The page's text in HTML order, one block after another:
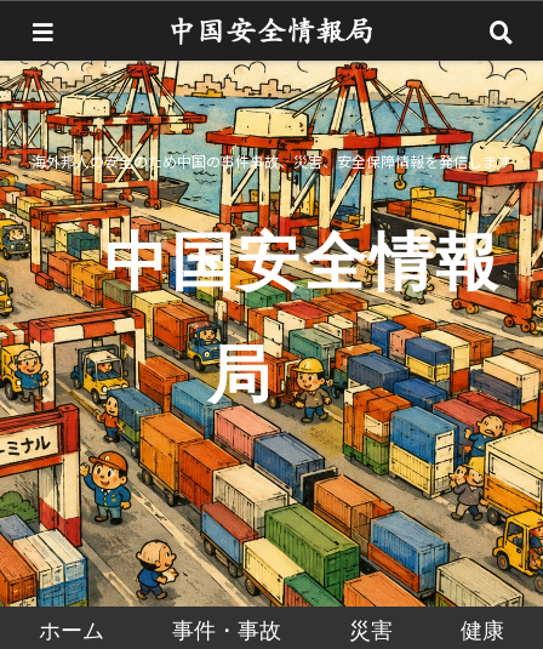
海外邦人の安全のため中国の事件事故、災害、安全保障情報を発信します
中国安全情報
局
ホーム 事件・事故 災害
健康